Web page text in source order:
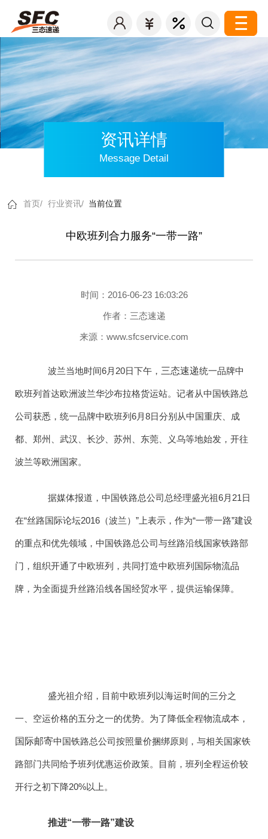
资讯详情
Message Detail
首页/ 行业资讯/ 当前位置
中欧班列合力服务“一带一路”
时间：2016-06-23 16:03:26
作者：三态速递
来源：www.sfcservice.com
波兰当地时间6月20日下午， 三态速递统一品牌中
欧班列首达欧洲波兰华沙布拉格货运站。记者从中国铁路总
公司获悉，统一品牌中欧班列6月8日分别从中国重庆、成
都、郑州、武汉、长沙、苏州、东莞、义乌等地始发，开往
波兰等欧洲国家。
据媒体报道，中国铁路总公司总经理盛光祖6月21日
在“丝路国际论坛2016（波兰）”上表示，作为“一带一路”建设
的重点和优先领域，中国铁路总公司与丝路沿线国家铁路部
门，组织开通了中欧班列，共同打造中欧班列国际物流品
牌，为全面提升丝路沿线各国经贸水平，提供运输保障。
盛光祖介绍，目前中欧班列以海运时间的三分之
一、空运价格的五分之一的优势。为了降低全程物流成本，
国际邮寄中国铁路总公司按照量价捆绑原则，与相关国家铁
路部门共同给予班列优惠运价政策。目前，班列全程运价较
开行之初下降20%以上。
推进“一带一路”建设